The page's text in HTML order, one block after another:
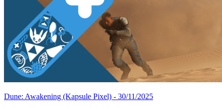
Dune: Awakening (Kapsule Pixel) - 30/11/2025